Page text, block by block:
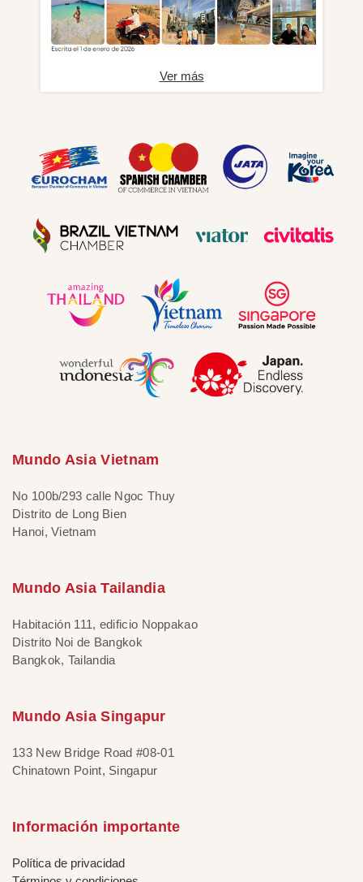
Ver más
Mundo Asia Vietnam
No 100b/293 calle Ngoc Thuy
Distrito de Long Bien
Hanoi, Vietnam
Mundo Asia Tailandia
Habitación 111, edificio Noppakao
Distrito Noi de Bangkok
Bangkok, Tailandia
Mundo Asia Singapur
133 New Bridge Road #08-01
Chinatown Point, Singapur
Información importante
Política de privacidad